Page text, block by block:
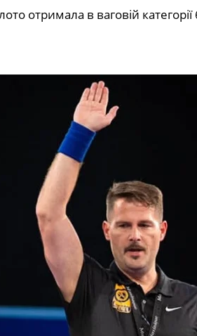
отримала в ваговій категорії